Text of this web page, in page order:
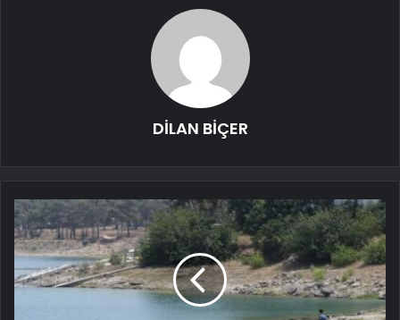
DİLAN BİÇER